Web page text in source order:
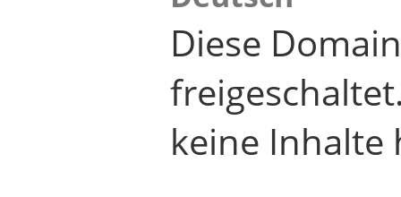
Diese
keine Inhalte